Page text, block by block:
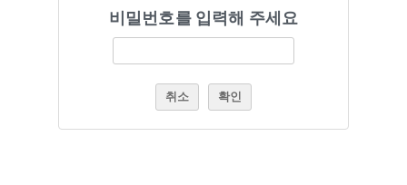
비밀번호를 입력해 주세요
취소 확인